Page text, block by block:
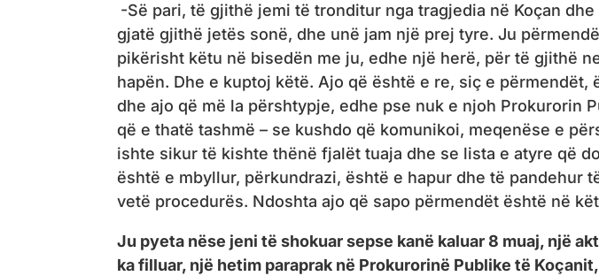
-Së pari, të gjithë jemi të tronditur nga tragjedia në Koçan
gjatë gjithë jetës sonë, dhe unë jam një prej tyre. Ju
pikërisht këtu në bisedën me ju, edhe një herë, për të gjithë
hapën. Dhe e kuptoj këtë. Ajo që është e re, siç e përmendët,
dhe ajo që më la përshtypje, edhe pse nuk e njoh Prokurorin
që e thatë tashmë – se kushdo që komunikoi, meqenëse e
ishte sikur të kishte thënë fjalët tuaja dhe se lista e atyre që
është e mbyllur, përkundrazi, është e hapur dhe të pandehur
vetë procedurës. Ndoshta ajo që sapo përmendët është në
Ju pyeta nëse jeni të shokuar sepse kanë kaluar 8 muaj, një
ka filluar, një hetim paraprak në Prokurorinë Publike të